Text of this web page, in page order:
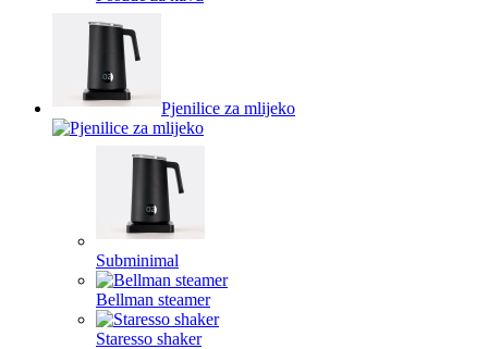
Pjenilice za mlijeko
Subminimal
Bellman steamer
Staresso shaker